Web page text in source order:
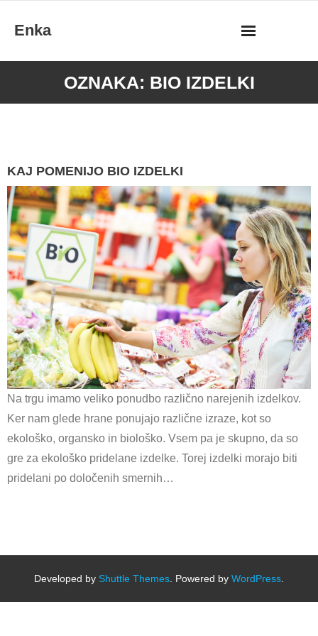
Enka
OZNAKA: BIO IZDELKI
KAJ POMENIJO BIO IZDELKI
Na trgu imamo veliko ponudbo različno narejenih izdelkov.
Ker nam glede hrane ponujajo različne izraze, kot so
ekološko, organsko in biološko. Vsem pa je skupno, da so
gre za ekološko pridelane izdelke. Torej izdelki morajo biti
pridelani po določenih smernih…
Developed by Shuttle Themes . Powered by WordPress